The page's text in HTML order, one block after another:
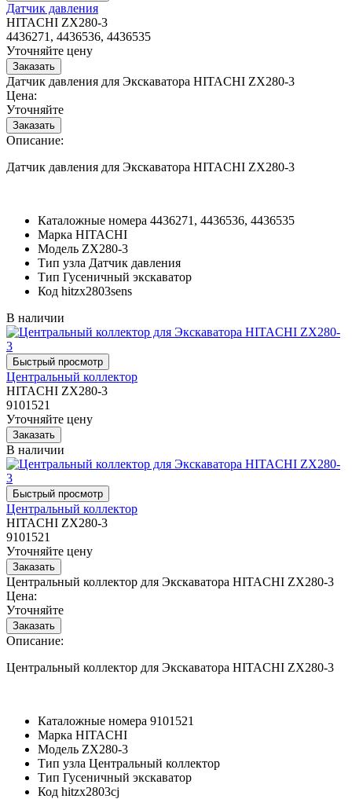
Датчик давления
HITACHI ZX280-3
4436271, 4436536, 4436535
Уточняйте цену
Датчик давления для Экскаватора HITACHI ZX280-3
Цена:
Уточняйте
Описание:
Датчик давления для Экскаватора HITACHI ZX280-3
Каталожные номера 4436271, 4436536, 4436535
Марка HITACHI
Модель ZX280-3
Тип узла Датчик давления
Тип Гусеничный экскаватор
Код hitzx2803sens
В наличии
Центральный коллектор
HITACHI ZX280-3
9101521
Уточняйте цену
В наличии
Центральный коллектор
HITACHI ZX280-3
9101521
Уточняйте цену
Центральный коллектор для Экскаватора HITACHI ZX280-3
Цена:
Уточняйте
Описание:
Центральный коллектор для Экскаватора HITACHI ZX280-3
Каталожные номера 9101521
Марка HITACHI
Модель ZX280-3
Тип узла Центральный коллектор
Тип Гусеничный экскаватор
Код hitzx2803cj